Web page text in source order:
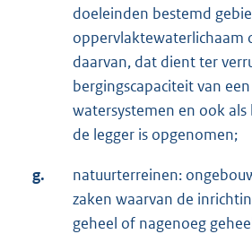
doeleinden bestemd
oppervlaktewaterlichaam
daarvan, dat dient ter
bergingscapaciteit van
watersystemen en ook
de legger is opgenomen;
g.
natuurterreinen:
zaken waarvan de
geheel of nagenoeg